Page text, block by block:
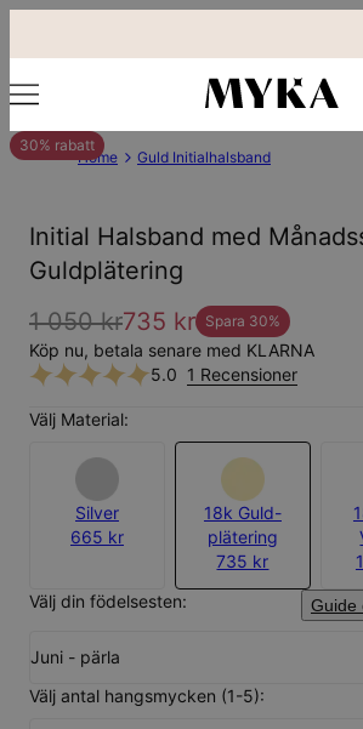
30% rabatt
Home Guld Initialhalsband
Initial Halsband med
Guldplätering
1 050 kr735 kr Spara 30%
Köp nu, betala senare med KLARNA
5.0 1 Recensioner
Välj Material:
Silver
665 kr
18k Guld-
plätering
735 kr
Välj din födelsesten:
Guide
Juni - pärla
Välj antal hangsmycken (1-5):